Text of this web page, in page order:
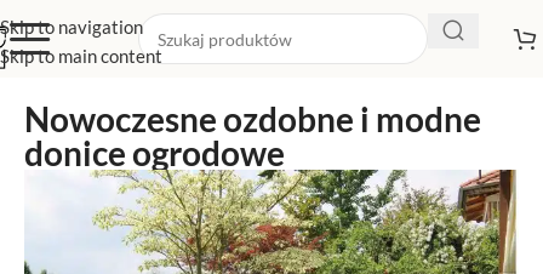
Skip to navigation
Skip to main content
Nowoczesne ozdobne i modne
donice ogrodowe